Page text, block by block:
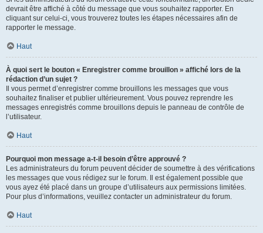
devrait être affiché à côté du message que vous souhaitez rapporter. En
cliquant sur celui-ci, vous trouverez toutes les étapes nécessaires afin de
rapporter le message.
Haut
À quoi sert le bouton « Enregistrer comme brouillon » affiché lors de la
rédaction d’un sujet ?
Il vous permet d’enregistrer comme brouillons les messages que vous
souhaitez finaliser et publier ultérieurement. Vous pouvez reprendre les
messages enregistrés comme brouillons depuis le panneau de contrôle de
l’utilisateur.
Haut
Pourquoi mon message a-t-il besoin d’être approuvé ?
Les administrateurs du forum peuvent décider de soumettre à des vérifications
les messages que vous rédigez sur le forum. Il est également possible que
vous ayez été placé dans un groupe d’utilisateurs aux permissions limitées.
Pour plus d’informations, veuillez contacter un administrateur du forum.
Haut